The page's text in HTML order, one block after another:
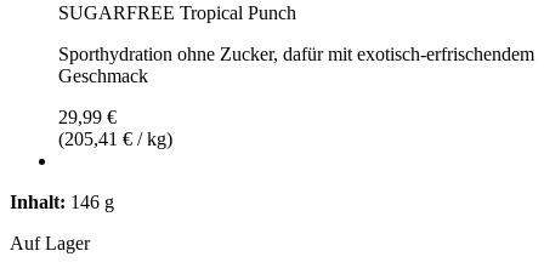
SUGARFREE Tropical Punch
Sporthydration ohne Zucker, dafür mit exotisch-erfrischendem
Geschmack
29,99 €
(205,41 € / kg)
Inhalt: 146 g
Auf Lager